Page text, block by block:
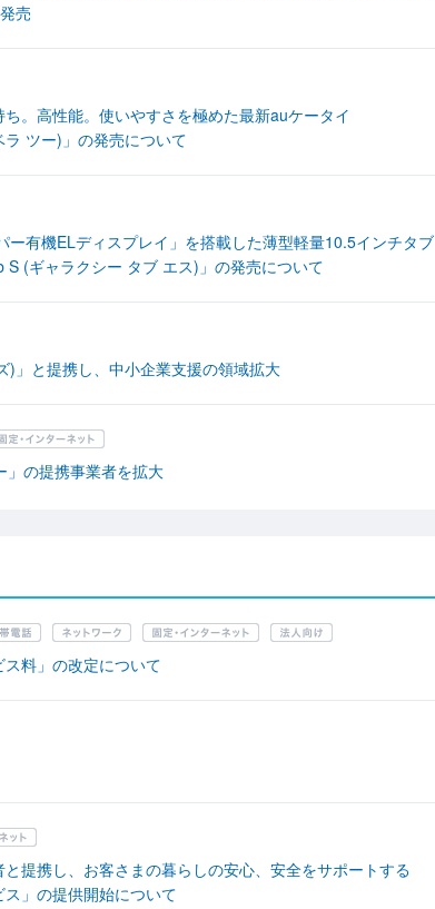
売
。高性能。使いやすさを極めた最新auケータイ
ラ ツー)」の発売について
ー有機ELディスプレイ」を搭載した薄型軽量10.5インチタブ
S (ギャラクシー タブ エス)」の発売について
)」と提携し、中小企業支援の領域拡大
」の提携事業者を拡大
ス料」の改定について
提携し、お客さまの暮らしの安心、安全をサポートする
ス」の提供開始について